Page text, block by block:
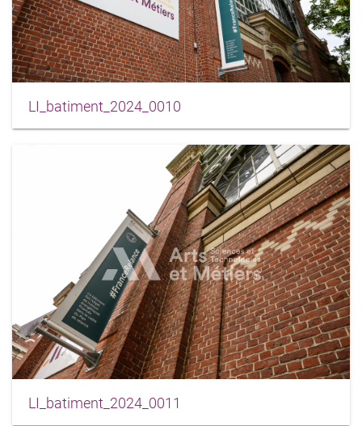
LI_batiment_2024_0010
LI_batiment_2024_0011